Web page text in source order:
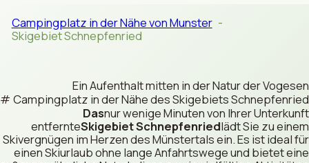
Campingplatz in der Nähe von Munster
Skigebiet Schnepfenried
Ein Aufenthalt mitten in der Natur der Vogesen
Campingplatz in der Nähe des Skigebiets Schnepfenried
Dasnur wenige Minuten von Ihrer Unterkunft
entfernteSkigebiet Schnepfenriedlädt Sie zu einem
Skivergnügen im Herzen des Münstertals ein. Es ist ideal für
einen Skiurlaub ohne lange Anfahrtswege und bietet eine